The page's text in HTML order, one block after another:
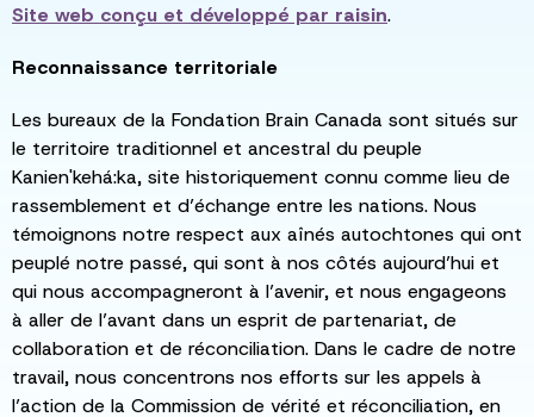
Site web conçu et développé par raisin.
Reconnaissance territoriale
Les bureaux de la Fondation Brain Canada sont situés sur
le territoire traditionnel et ancestral du peuple
Kanien'kehá:ka, site historiquement connu comme lieu de
rassemblement et d’échange entre les nations. Nous
témoignons notre respect aux aînés autochtones qui ont
peuplé notre passé, qui sont à nos côtés aujourd’hui et
qui nous accompagneront à l’avenir, et nous engageons
à aller de l’avant dans un esprit de partenariat, de
collaboration et de réconciliation. Dans le cadre de notre
travail, nous concentrons nos efforts sur les appels à
l’action de la Commission de vérité et réconciliation, en